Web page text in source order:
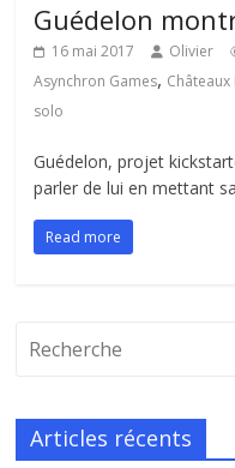
Guédelon
16 mai 2017 Olivier
Asynchron Games, Châteaux
solo
Guédelon, projet
parler de lui en mettant
Read more
Articles récents